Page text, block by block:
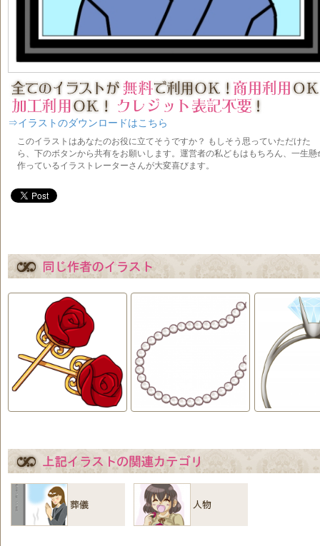
⇒イラストのダウンロードはこちら